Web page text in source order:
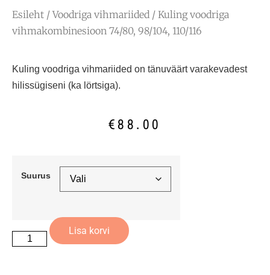
Esileht /Voodriga vihmariided / Kuling voodriga
vihmakombinesioon 74/80, 98/104, 110/116
Kuling voodriga vihmariided on tänuväärt varakevadest
hilissügiseni (ka lörtsiga).
€88.00
Suurus
Lisa korvi